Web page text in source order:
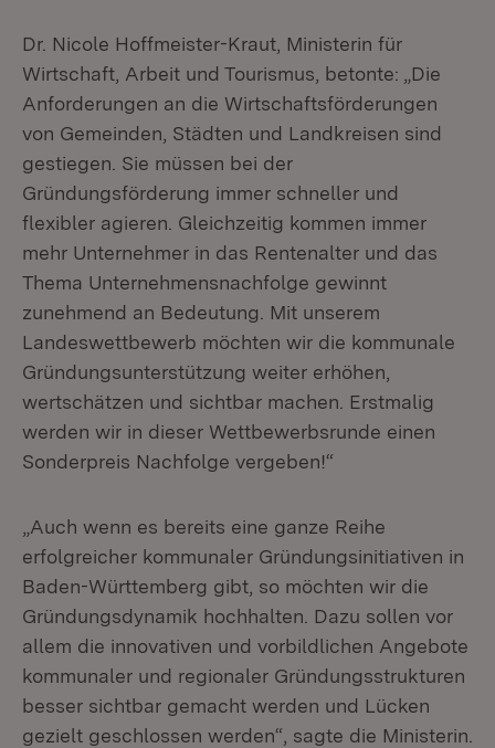
Dr. Nicole Hoffmeister-Kraut, Ministerin für
Wirtschaft, Arbeit und Tourismus, betonte: „Die
Anforderungen an die Wirtschaftsförderungen
von Gemeinden, Städten und Landkreisen sind
gestiegen. Sie müssen bei der
Gründungsförderung immer schneller und
flexibler agieren. Gleichzeitig kommen immer
mehr Unternehmer in das Rentenalter und das
Thema Unternehmensnachfolge gewinnt
zunehmend an Bedeutung. Mit unserem
Landeswettbewerb möchten wir die kommunale
Gründungsunterstützung weiter erhöhen,
wertschätzen und sichtbar machen. Erstmalig
werden wir in dieser Wettbewerbsrunde einen
Sonderpreis Nachfolge vergeben!“
„Auch wenn es bereits eine ganze Reihe
erfolgreicher kommunaler Gründungsinitiativen in
Baden-Württemberg gibt, so möchten wir die
Gründungsdynamik hochhalten. Dazu sollen vor
allem die innovativen und vorbildlichen Angebote
kommunaler und regionaler Gründungsstrukturen
besser sichtbar gemacht werden und Lücken
gezielt geschlossen werden“, sagte die Ministerin.